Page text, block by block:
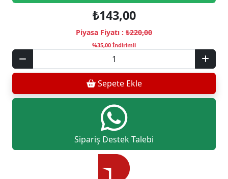
₺143,00
Piyasa Fiyatı : ₺220,00
%35,00 İndirimli
Sepete Ekle
Sipariş Destek Talebi